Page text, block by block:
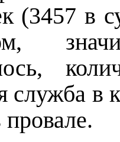
(3457 в
служба в
провале.